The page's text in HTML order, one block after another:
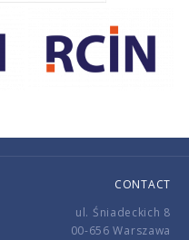
CONTACT
ul. Śniadeckich 8
00-656 Warszawa